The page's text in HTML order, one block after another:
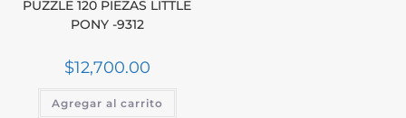
PUZZLE 120 PIEZAS LITTLE
PONY -9312
$12,700.00
Agregar al carrito